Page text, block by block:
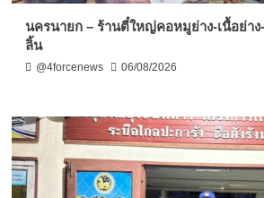
นครนายก – ร้านตี๋ใหญ่คอหมูย่าง-เนื้อย่า
ลิ้น
@4forcenews 06/08/2026